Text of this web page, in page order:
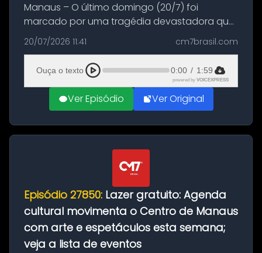
Manaus – O último domingo (20/7) foi
marcado por uma tragédia devastadora que
resultou na morte precoce de dois jovens na
BR-174, na zona rural de Manaus. Um passeio
com destino a um típico café regio...
20/07/2026 11:41 cm7brasil.com
Ouça o texto 0:00 / 1:59
powered by VOICEXPRESS
Ver Episódio Ver Original
Episódio 27850: Lazer gratuito: Agenda
cultural movimenta o Centro de Manaus
com arte e espetáculos esta semana;
veja a lista de eventos